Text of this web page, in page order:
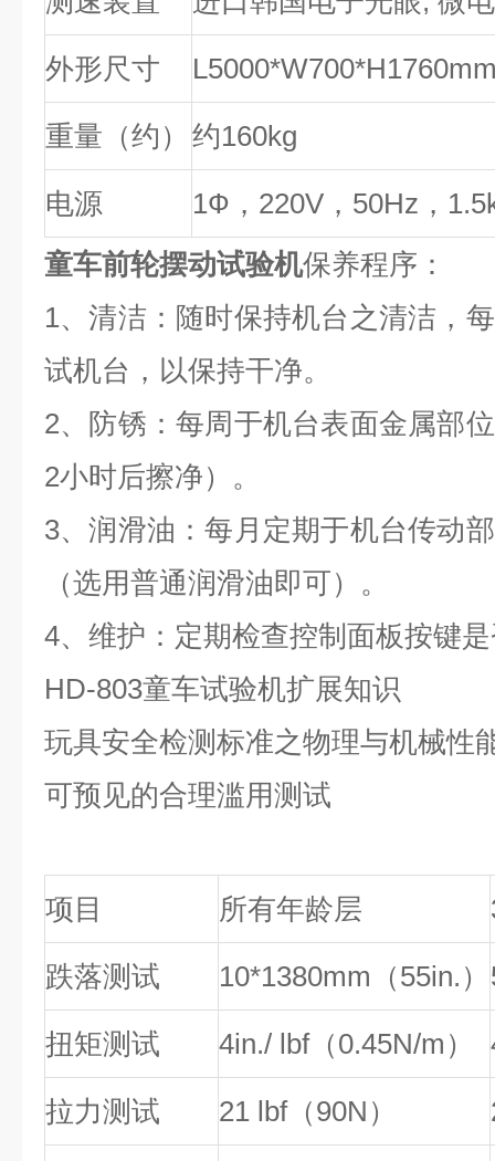
外形尺寸
重量（约） 约160kg
电源 1Ф，220V，50Hz，
童车前轮摆动试验机保养程序：
1、清洁：随时保持机台之清洁，
试机台，以保持干净。
2、防锈：每周于机台表面金属部
2小时后擦净）。
3、润滑油：每月定期于机台传动
（选用普通润滑油即可）。
4、维护：定期检查控制面板按键
HD-803童车试验机扩展知识
玩具安全检测标准之物理与机械性
可预见的合理滥用测试
项目 所有年龄层
跌落测试 10*1380mm（55in.）
扭矩测试 4in./ lbf（0.45N/m ）
拉力测试 21 lbf（90N ）